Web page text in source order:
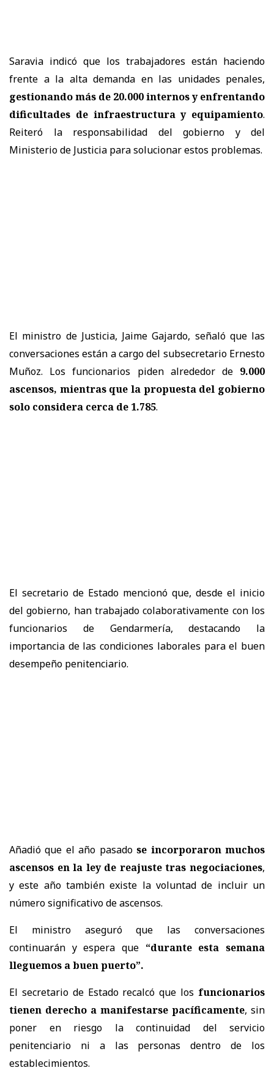
Saravia indicó que los trabajadores están haciendo
frente a la alta demanda en las unidades penales,
gestionando más de 20.000 internos y enfrentando
dificultades de infraestructura y equipamiento.
Reiteró la responsabilidad del gobierno y del
Ministerio de Justicia para solucionar estos problemas.
El ministro de Justicia, Jaime Gajardo, señaló que las
conversaciones están a cargo del subsecretario Ernesto
Muñoz. Los funcionarios piden alrededor de 9.000
ascensos, mientras que la propuesta del gobierno
solo considera cerca de 1.785.
El secretario de Estado mencionó que, desde el inicio
del gobierno, han trabajado colaborativamente con los
funcionarios de Gendarmería, destacando la
importancia de las condiciones laborales para el buen
desempeño penitenciario.
Añadió que el año pasadose incorporaron muchos
ascensos en la ley de reajuste tras negociaciones,
y este año también existe la voluntad de incluir un
número significativo de ascensos.
El ministro aseguró que las conversaciones
continuarán y espera que “durante esta semana
lleguemos a buen puerto”.
El secretario de Estado recalcó que los funcionarios
tienen derecho a manifestarse pacíficamente, sin
poner en riesgo la continuidad del servicio
penitenciario ni a las personas dentro de los
establecimientos.